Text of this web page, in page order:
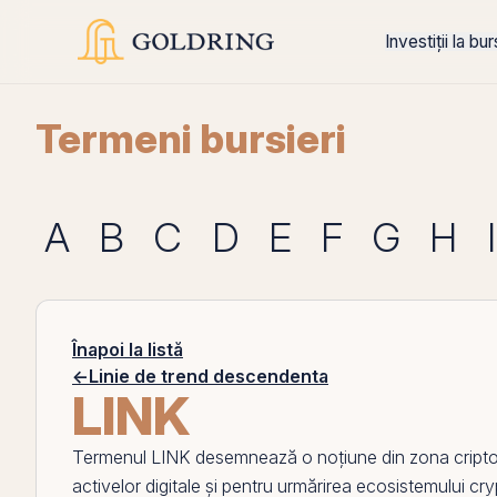
Investiții la
Termeni bursieri
A B C D E F G H I
Înapoi la listă
←Linie de trend descendenta
LINK
Termenul LINK desemnează o noțiune din zona
activelor digitale și pentru urmărirea ecosistemului